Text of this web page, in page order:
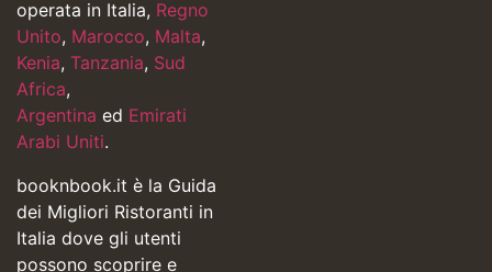
operata in Italia, Regno
Unito, Marocco, Malta,
Kenia, Tanzania, Sud
Africa,
Argentina ed Emirati
Arabi Uniti.
booknbook.it è la Guida
dei Migliori Ristoranti in
Italia dove gli utenti
possono scoprire e